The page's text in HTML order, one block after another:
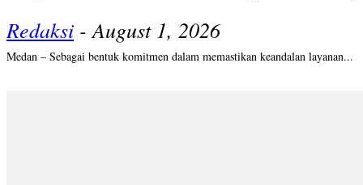
Redaksi - August 1, 2026
Medan – Sebagai bentuk komitmen dalam memastikan keandalan layanan...